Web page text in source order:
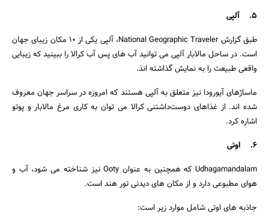
5. آلپی
طبق گزارش National Geographic Traveler، آلپی یکی از 10 مکان زیبای جهان
است. در ساحل مالابار آلپی می توانید آب‌ های پس ‌آب کرالا را ببینید که زیبایی
واقعی طبیعت را به نمایش گذاشته انذ.
ماساژهای آیورودا نیز متعلق به آلپی هستند که امروزه در سراسر جهان معروف
شده اند. از غذاهای دوست‌داشتنی کرالا می توان به کاری مرغ مالابار و پوتو
اشاره کرد.
6. اوتی
Udhagamandalam که همچنین به عنوان Ooty نیز شناخته می شود، آب و
هوای مطبوعی دارد و از مکان های دیدنی تور هند است.
جاذبه های اوتی شامل موارد زیر است: